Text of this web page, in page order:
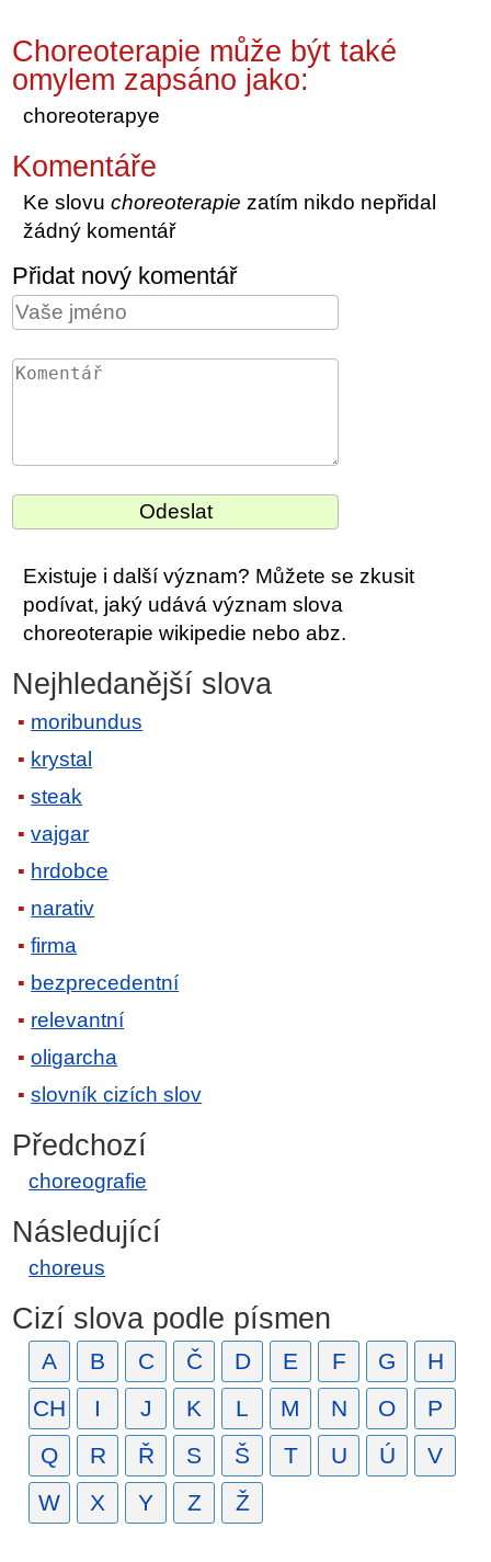
Choreoterapie může být také
omylem zapsáno jako:
choreoterapye
Komentáře
Ke slovuchoreoterapie zatím nikdo nepřidal
žádný komentář
Přidat nový komentář
Existuje i další význam? Můžete se zkusit
podívat, jaký udává význam slova
choreoterapie wikipedie nebo abz.
Nejhledanější slova
moribundus
krystal
steak
vajgar
hrdobce
narativ
firma
bezprecedentní
relevantní
oligarcha
slovník cizích slov
Předchozí
choreografie
Následující
choreus
Cizí slova podle písmen
A B C Č D E F G
H
CH
I J K L M N O
P
Q
R Ř S Š T U Ú
V
W
X Y Z Ž